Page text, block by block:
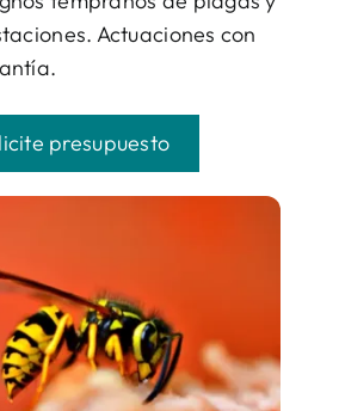
Actuaciones con
presupuesto